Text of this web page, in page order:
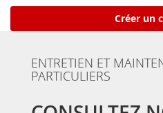
Créer un
ENTRETIEN ET
PARTICULIERS